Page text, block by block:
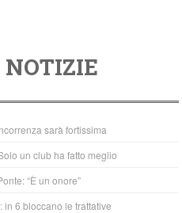
sarà fortissima
un club ha fatto meglio
“È un onore”
in 6 bloccano le trattative